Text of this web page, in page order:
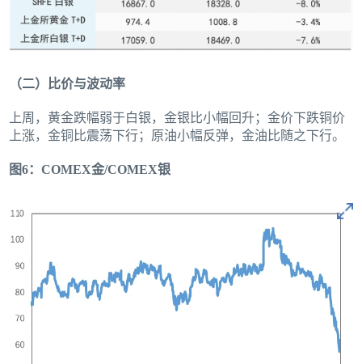
（二）比价与波动率
上周，黄金跌幅弱于白银，金银比小幅回升；金价下跌铜价
上涨，金铜比震荡下行；原油小幅反弹，金油比随之下行。
图6：COMEX金/COMEX银